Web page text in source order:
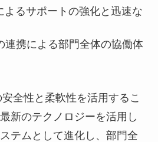
よるサポートの強化と迅速な
連携による部門全体の協働体
全性と柔軟性を活用するこ
新のテクノロジーを活用し
テムとして進化し、部門全